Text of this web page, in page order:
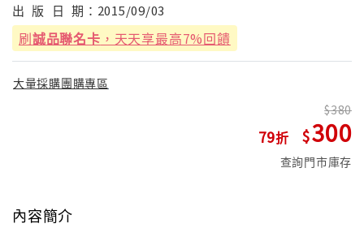
出 版 日 期： 2015/09/03
刷誠品聯名卡 ，天天享最高7%回饋
大量採購團購專區
79
380
300
查詢門市庫存
內容簡介